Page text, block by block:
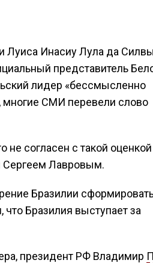
Луиса Инасиу Лула да
представитель
лидер «бессмысленно
многие СМИ перевели слово
не согласен с такой оценкой
Сергеем Лавровым.
Бразилии
Бразилия выступает за
президент РФ Владимир